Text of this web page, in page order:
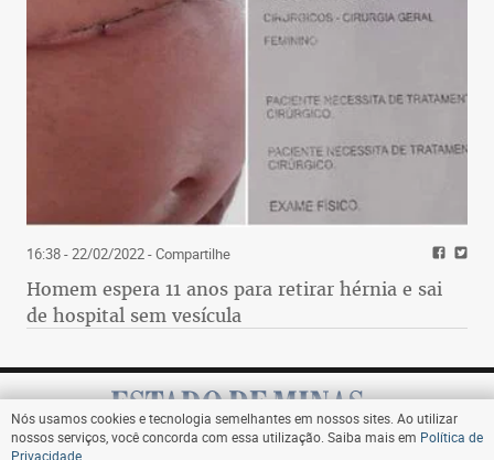
16:38 - 22/02/2022- Compartilhe
Homem espera 11 anos para retirar hérnia e sai
de hospital sem vesícula
Nós usamos cookies e tecnologia semelhantes em nossos sites. Ao utilizar
nossos serviços, você concorda com essa utilização. Saiba mais em Política de
Privacidade